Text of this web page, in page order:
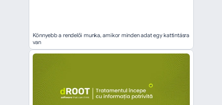
Könnyebb a rendelői munka, amikor minden adat egy kattintásra
van